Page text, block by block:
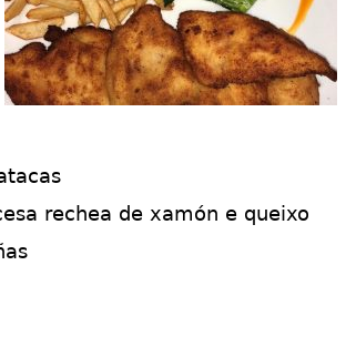
rechea de xamón e queixo